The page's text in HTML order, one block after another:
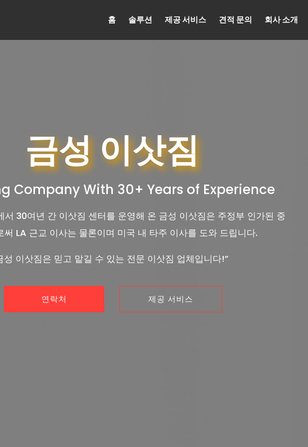
홈 솔루션 제공 서비스 견적 문의 회사 소개
금성 이삿짐
Company With 30+ Years of Experience
서 30여년 간 이삿짐 센터를 운영해 온 금성 이삿짐은 주정부 인가된 중
써 LA 근교 이사는 물론이며 미국 내 타주 이사를 도와 드립니다.
성 이삿짐은 믿고 맡길 수 있는 전문 이삿짐 업체입니다!”
연락처 제공 서비스